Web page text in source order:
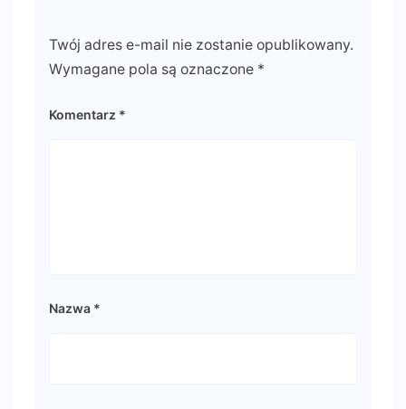
Twój adres e-mail nie zostanie opublikowany.
Wymagane pola są oznaczone *
Komentarz *
Nazwa *